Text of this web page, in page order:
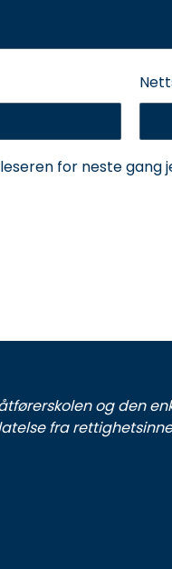
for neste gang
og den
fra